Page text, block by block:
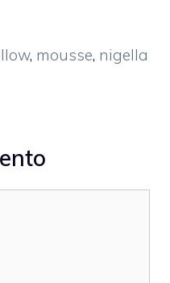
, mousse, nigella